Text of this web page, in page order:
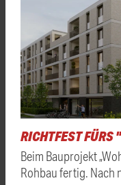
RICHTFEST
Beim Bauprojekt
Rohbau fertig. Nach